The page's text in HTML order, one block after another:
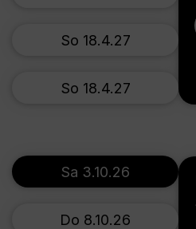
So 18.4.27
So 18.4.27
Sa 3.10.26
Do 8.10.26